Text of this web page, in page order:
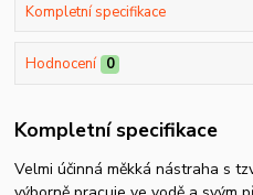
Kompletní specifikace
Hodnocení 0
Kompletní specifikace
Velmi účinná měkká nástraha s